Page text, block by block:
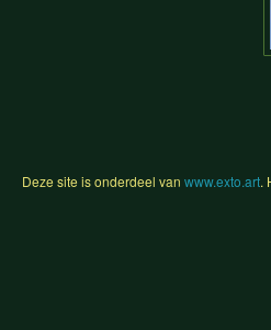
Deze site is onderdeel van www.exto.art.